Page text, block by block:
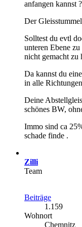
anfangen kannst ?
Der
Solltest du evtl
unteren Ebene
nicht gemacht zu
Da kannst du
in alle
Deine
schönes BW,
Immo sind ca
schade finde .
Zilli
Team
Beiträge
1.159
Wohnort
Chemnitz